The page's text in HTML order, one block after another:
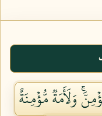
وَلَأَمَةٞ مُّؤۡمِنَةٌ